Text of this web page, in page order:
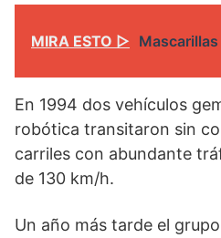
MIRA ESTO ▷ Mascarillas
En 1994 dos vehículos
robótica transitaron sin
carriles con abundante
de 130 km/h.
Un año más tarde el